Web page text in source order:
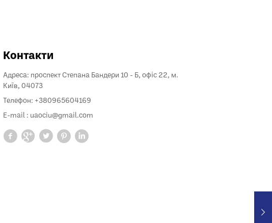
Контакти
Адреса: проспект Степана Бандери 10 - Б, офіс 22, м.
Київ, 04073
Телефон: +380965604169
E-mail : uaociu@gmail.com